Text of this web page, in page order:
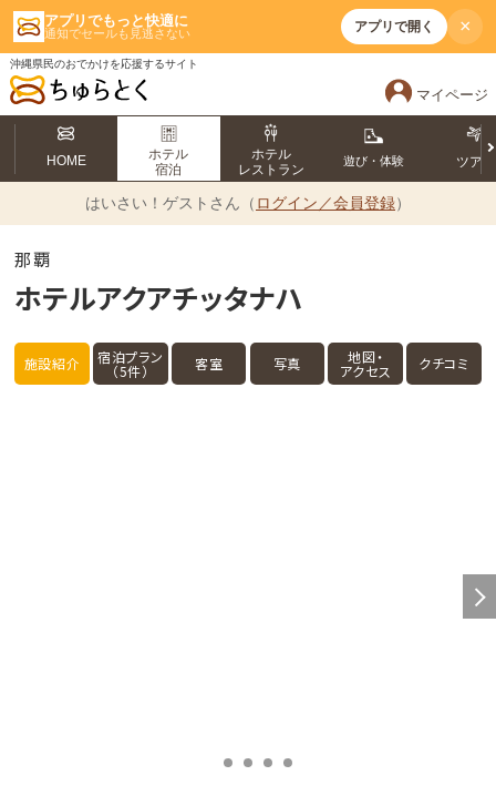
アプリでもっと快適に
通知でセールも見逃さない アプリで開く ×
沖縄県民のおでかけを応援するサイト
マイページ
HOME
ホテル
宿泊
ホテル
レストラン
遊び・体験 ツアー
はいさい！ ゲストさん（ ログイン／会員登録）
那覇
ホテルアクアチッタナハ
施設紹介 宿泊プラン
（5件） 客室 写真 地図・
アクセス クチコミ